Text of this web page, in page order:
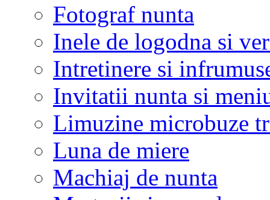
Fotograf nunta
Inele de logodna si
Intretinere si
Invitatii nunta si
Limuzine microbuze
Luna de miere
Machiaj de nunta